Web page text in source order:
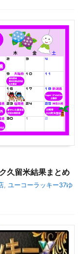
久留米結果まとめ
ユーコーラッキー37ゆ